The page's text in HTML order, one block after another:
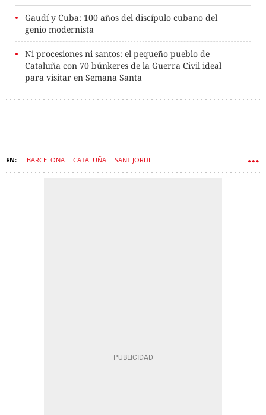
Gaudí y Cuba: 100 años del discípulo cubano del
genio modernista
Ni procesiones ni santos: el pequeño pueblo de
Cataluña con 70 búnkeres de la Guerra Civil ideal
para visitar en Semana Santa
BARCELONA CATALUÑA SANT JORDI